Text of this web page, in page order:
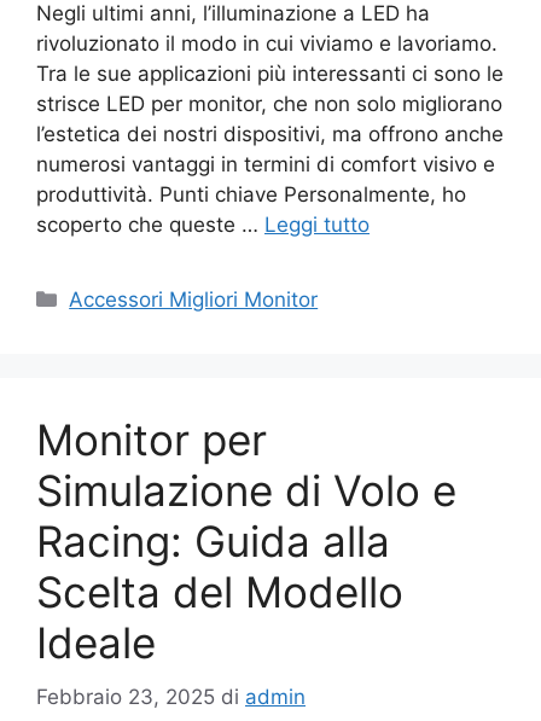
Negli ultimi anni, l’illuminazione a LED ha
rivoluzionato il modo in cui viviamo e lavoriamo.
Tra le sue applicazioni più interessanti ci sono le
strisce LED per monitor, che non solo migliorano
l’estetica dei nostri dispositivi, ma offrono anche
numerosi vantaggi in termini di comfort visivo e
produttività. Punti chiave Personalmente, ho
scoperto che queste … Leggi tutto
Categorie
Accessori Migliori Monitor
Monitor per
Simulazione di Volo e
Racing: Guida alla
Scelta del Modello
Ideale
Febbraio 23, 2025 di admin